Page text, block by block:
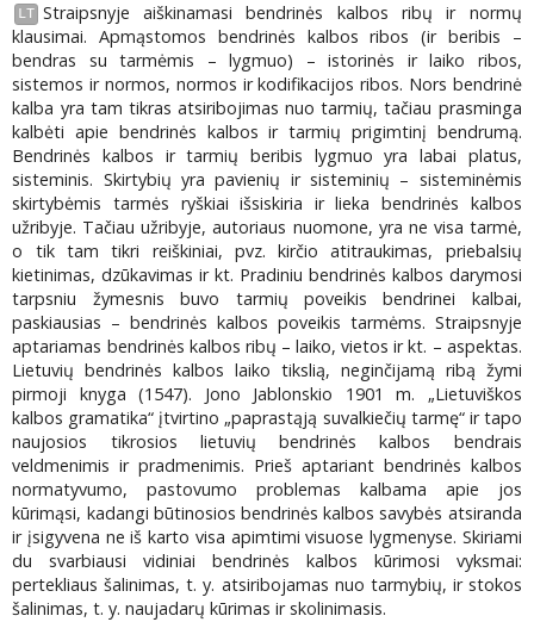
LT Straipsnyje aiškinamasi bendrinės kalbos ribų ir normų
klausimai. Apmąstomos bendrinės kalbos ribos (ir beribis –
bendras su tarmėmis – lygmuo) – istorinės ir laiko ribos,
sistemos ir normos, normos ir kodifikacijos ribos. Nors bendrinė
kalba yra tam tikras atsiribojimas nuo tarmių, tačiau prasminga
kalbėti apie bendrinės kalbos ir tarmių prigimtinį bendrumą.
Bendrinės kalbos ir tarmių beribis lygmuo yra labai platus,
sisteminis. Skirtybių yra pavienių ir sisteminių – sisteminėmis
skirtybėmis tarmės ryškiai išsiskiria ir lieka bendrinės kalbos
užribyje. Tačiau užribyje, autoriaus nuomone, yra ne visa tarmė,
o tik tam tikri reiškiniai, pvz. kirčio atitraukimas, priebalsių
kietinimas, dzūkavimas ir kt. Pradiniu bendrinės kalbos darymosi
tarpsniu žymesnis buvo tarmių poveikis bendrinei kalbai,
paskiausias – bendrinės kalbos poveikis tarmėms. Straipsnyje
aptariamas bendrinės kalbos ribų – laiko, vietos ir kt. – aspektas.
Lietuvių bendrinės kalbos laiko tikslią, neginčijamą ribą žymi
pirmoji knyga (1547). Jono Jablonskio 1901 m. „Lietuviškos
kalbos gramatika“ įtvirtino „paprastąją suvalkiečių tarmę“ ir tapo
naujosios tikrosios lietuvių bendrinės kalbos bendrais
veldmenimis ir pradmenimis. Prieš aptariant bendrinės kalbos
normatyvumo, pastovumo problemas kalbama apie jos
kūrimąsi, kadangi būtinosios bendrinės kalbos savybės atsiranda
ir įsigyvena ne iš karto visa apimtimi visuose lygmenyse. Skiriami
du svarbiausi vidiniai bendrinės kalbos kūrimosi vyksmai:
pertekliaus šalinimas, t. y. atsiribojamas nuo tarmybių, ir stokos
šalinimas, t. y. naujadarų kūrimas ir skolinimasis.